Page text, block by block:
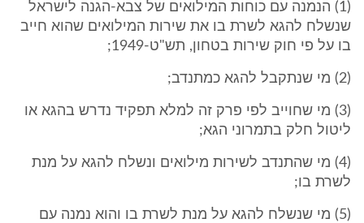
(1) הנמנה עם כוחות המילואים של צבא-הגנה לישראל
שנשלח להגא לשרת בו את שירות המילואים שהוא חייב
בו על פי חוק שירות בטחון, תש"ט-1949;
(2) מי שנתקבל להגא כמתנדב;
(3) מי שחוייב לפי פרק זה למלא תפקיד נדרש בהגא או
ליטול חלק בתמרוני הגא;
(4) מי שהתנדב לשירות מילואים ונשלח להגא על מנת
לשרת בו;
(5) מי שנשלח להגא על מנת לשרת בו והוא נמנה עם